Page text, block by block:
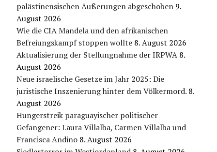
palästinensischen Äußerungen abgeschoben 9.
August 2026
Wie die CIA Mandela und den afrikanischen
Befreiungskampf stoppen wollte 8. August 2026
Aktualisierung der Stellungnahme der IRPWA 8.
August 2026
Neue israelische Gesetze im Jahr 2025: Die
juristische Inszenierung hinter dem Völkermord. 8.
August 2026
Hungerstreik paraguayischer politischer
Gefangener: Laura Villalba, Carmen Villalba und
Francisca Andino 8. August 2026